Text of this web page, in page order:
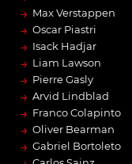
→ Max Verstappen
→ Oscar Piastri
→ Isack Hadjar
→ Liam Lawson
→ Pierre Gasly
→ Arvid Lindblad
→ Franco Colapinto
→ Oliver Bearman
→ Gabriel Bortoleto